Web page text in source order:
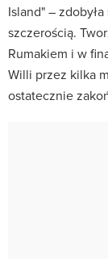
Island" –
szczerością.
Rumakiem i w
Willi przez kilka
ostatecznie